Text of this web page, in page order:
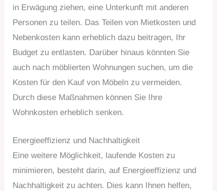
in Erwägung ziehen, eine Unterkunft mit anderen
Personen zu teilen. Das Teilen von Mietkosten und
Nebenkosten kann erheblich dazu beitragen, Ihr
Budget zu entlasten. Darüber hinaus könnten Sie
auch nach möblierten Wohnungen suchen, um die
Kosten für den Kauf von Möbeln zu vermeiden.
Durch diese Maßnahmen können Sie Ihre
Wohnkosten erheblich senken.
Energieeffizienz und Nachhaltigkeit
Eine weitere Möglichkeit, laufende Kosten zu
minimieren, besteht darin, auf Energieeffizienz und
Nachhaltigkeit zu achten. Dies kann Ihnen helfen,